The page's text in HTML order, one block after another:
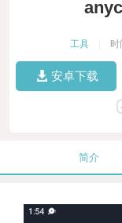
工具
安卓下载
简介